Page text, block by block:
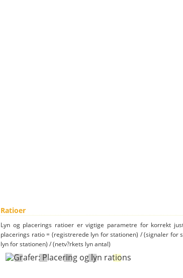
Ratioer
Lyn og placerings ratioer er vigtige parametre for korrekt
placerings ratio = (registrerede lyn for stationen) / (signaler for
lyn for stationen) / (netv?rkets lyn antal)